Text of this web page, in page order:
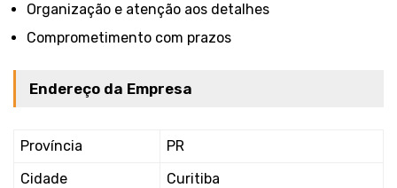
Organização e atenção aos detalhes
Comprometimento com prazos
Endereço da Empresa
Província
PR
Cidade
Curitiba